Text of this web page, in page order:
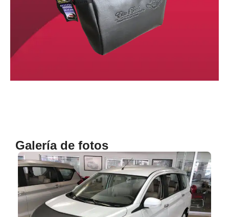
Galería de fotos